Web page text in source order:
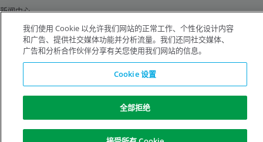
新闻中心
管理层人员简介
版权所有©1996-2026 空气化工产品有限公司（ Air Products and Chemicals, Inc.）
保留所有权利。
法律公告 隐私声明 Cookie 通知
我们使用 Cookie 以允许我们网站的正常工作、个性化设计内容
和广告、提供社交媒体功能并分析流量。我们还同社交媒体、
广告和分析合作伙伴分享有关您使用我们网站的信息。
Cookie 设置
全部拒绝